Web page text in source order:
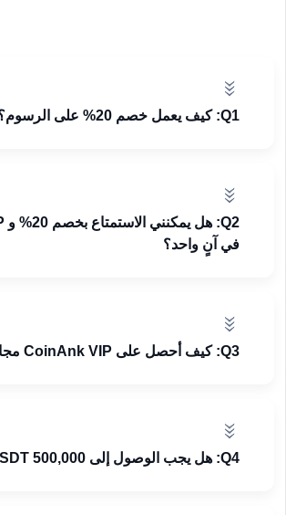
Q1: كيف يعمل خصم 20% على الرسوم؟
في آنٍ واحد؟
Q3: كيف أحصل على CoinAnk VIP مجاناً؟
Q4: هل يجب الوصول إلى 500,000 USDT كل شهر؟